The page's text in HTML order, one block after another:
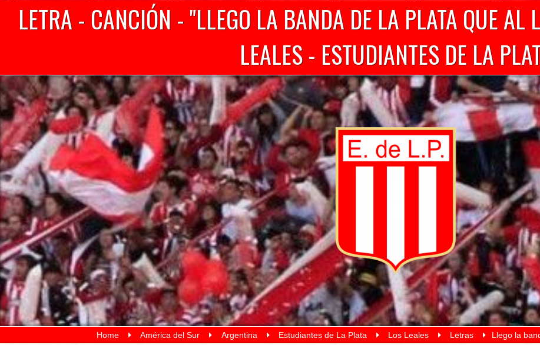
LETRA - CANCIÓN - "LLEGO LA BANDA DE LA PLATA QUE AL
LEALES - ESTUDIANTES DE LA
Home América del Sur Argentina Estudiantes de La Plata Los Leales Letras Llego la